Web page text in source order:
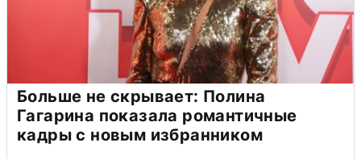
Больше не скрывает: Полина
Гагарина показала романтичные
кадры с новым избранником